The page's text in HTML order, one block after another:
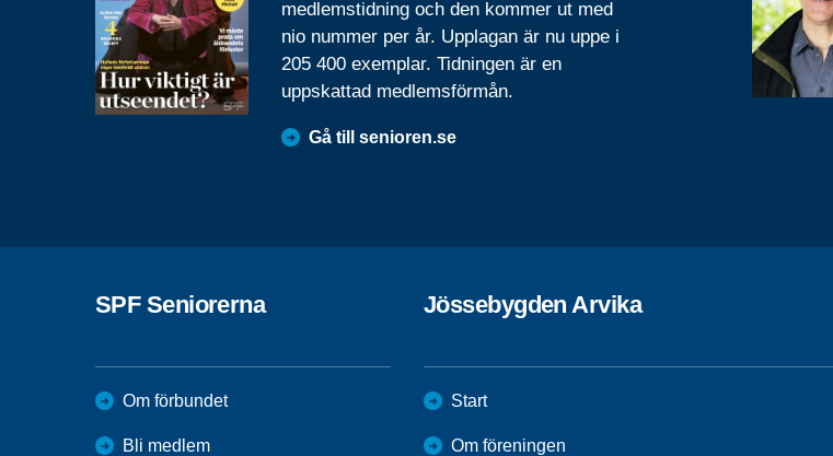
medlemstidning och den kommer ut med
nio nummer per år. Upplagan är nu uppe i
205 400 exemplar. Tidningen är en
uppskattad medlemsförmån.
Gå till senioren.se
SPF Seniorerna
Om förbundet
Bli medlem
Jössebygden Arvika
Start
Om föreningen